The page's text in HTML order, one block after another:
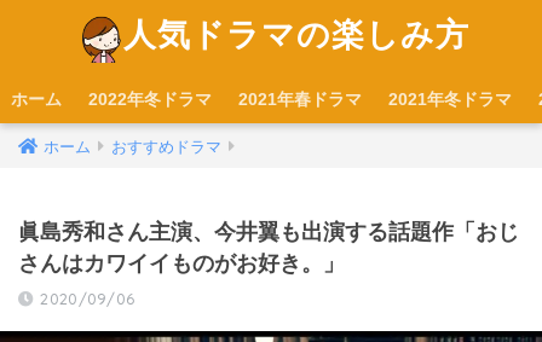
人気ドラマの楽しみ方
ホーム 2022年冬ドラマ 2021年春ドラマ 2021年冬ドラマ
ホーム おすすめドラマ
眞島秀和さん主演、今井翼も出演する話題作「おじ
さんはカワイイものがお好き。」
2020/09/06